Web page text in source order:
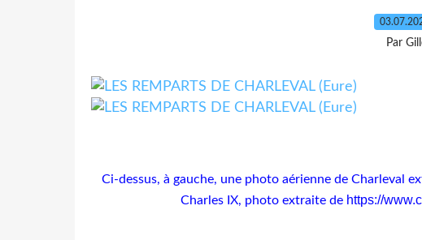
Par
Ci-dessus, à gauche, une photo aérienne de Charleval
Charles IX, photo extraite de https://